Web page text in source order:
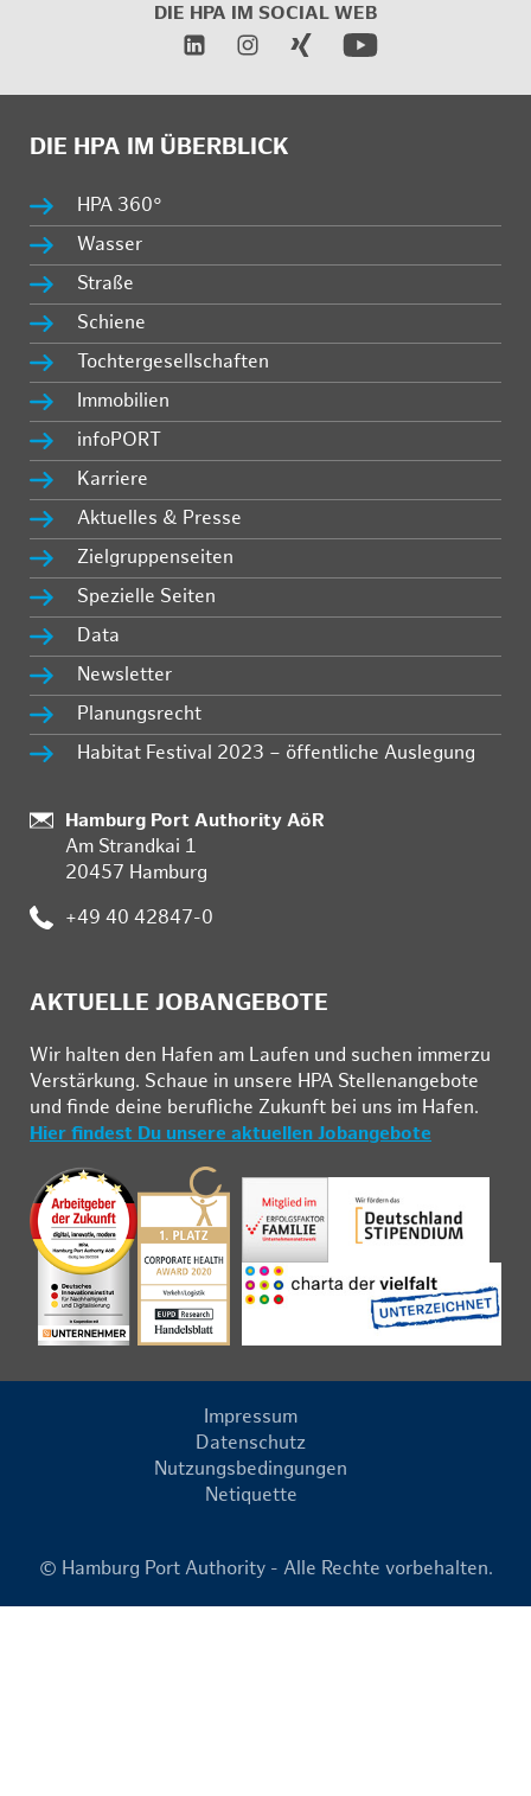
DIE HPA IM SOCIAL WEB
DIE HPA IM ÜBERBLICK
HPA 360°
Wasser
Straße
Schiene
Tochtergesellschaften
Immobilien
infoPORT
Karriere
Aktuelles & Presse
Zielgruppenseiten
Spezielle Seiten
Data
Newsletter
Planungsrecht
Habitat Festival 2023 – öffentliche Auslegung
Standort:
Hamburg Port Authority AöR
Am Strandkai 1
20457 Hamburg
Telefon:
+49 40 42847-0
AKTUELLE JOBANGEBOTE
Wir hal­ten den Ha­fen am Lau­fen und su­chen im­mer­zu
Ver­stär­kung. Schau­e in un­se­re HPA Stel­len­an­ge­bo­te
und fin­de deine be­ruf­li­che Zu­kunft bei uns im Ha­fen.
Hier findest Du unsere aktuellen Jobangebote
Impressum
Datenschutz
Nutzungsbedingungen
Netiquette
© Hamburg Port Authority - Alle Rechte vorbehalten.